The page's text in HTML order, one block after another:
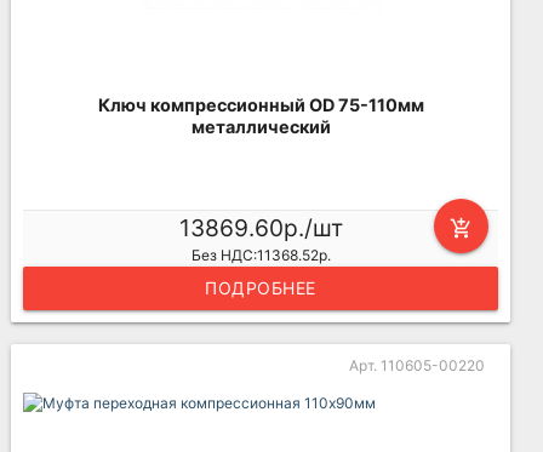
Ключ компрессионный OD 75-110мм
металлический
add_shopping_cart
13869.60р./шт
Без НДС:11368.52р.
ПОДРОБНЕЕ
Арт. 110605-00220